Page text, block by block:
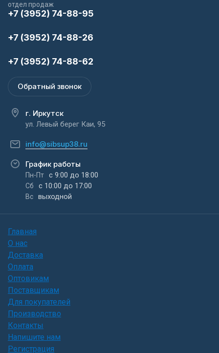
отдел продаж
+7 (3952) 74-88-95
+7 (3952) 74-88-26
+7 (3952) 74-88-62
Обратный звонок
г. Иркутск
ул. Левый берег Каи, 95
info@sibsup38.ru
График работы
Пн-Пт с 9:00 до 18:00
Сб с 10:00 до 17:00
Вс выходной
Главная
О нас
Доставка
Оплата
Оптовикам
Поставщикам
Для покупателей
Производство
Контакты
Напишите нам
Регистрация